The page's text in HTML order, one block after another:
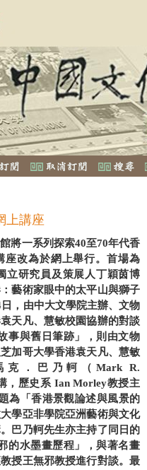
上講座
將一系列探索40至70年代香
座改為於網上舉行。首場為
立研究員及策展人丁穎茵博
藝術家眼中的太平山與獅子
，由中大文學院主辦、文物
天凡、慧敏校園協辦的對談
事與舊日筆跡」，則由文物
加哥大學香港袁天凡、慧敏
克．巴乃軻（Mark R.
，歷史系 Ian Morley教授主
為「香港景觀論述與風景的
學亞非學院亞洲藝術與文化
巴乃軻先生亦主持了同日的
的水墨畫歷程」，與著名畫
授王無邪教授進行對談。最